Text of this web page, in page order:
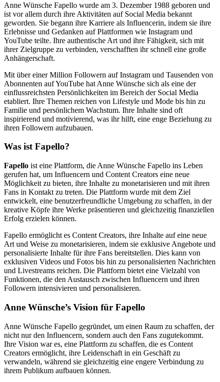
Anne Wünsche Fapello wurde am 3. Dezember 1988 geboren und
ist vor allem durch ihre Aktivitäten auf Social Media bekannt
geworden. Sie begann ihre Karriere als Influencerin, indem sie ihre
Erlebnisse und Gedanken auf Plattformen wie Instagram und
YouTube teilte. Ihre authentische Art und ihre Fähigkeit, sich mit
ihrer Zielgruppe zu verbinden, verschafften ihr schnell eine große
Anhängerschaft.
Mit über einer Million Followern auf Instagram und Tausenden von
Abonnenten auf YouTube hat Anne Wünsche sich als eine der
einflussreichsten Persönlichkeiten im Bereich der Social Media
etabliert. Ihre Themen reichen von Lifestyle und Mode bis hin zu
Familie und persönlichem Wachstum. Ihre Inhalte sind oft
inspirierend und motivierend, was ihr hilft, eine enge Beziehung zu
ihren Followern aufzubauen.
Was ist Fapello?
Fapello ist eine Plattform, die Anne Wünsche Fapello ins Leben
gerufen hat, um Influencern und Content Creators eine neue
Möglichkeit zu bieten, ihre Inhalte zu monetarisieren und mit ihren
Fans in Kontakt zu treten. Die Plattform wurde mit dem Ziel
entwickelt, eine benutzerfreundliche Umgebung zu schaffen, in der
kreative Köpfe ihre Werke präsentieren und gleichzeitig finanziellen
Erfolg erzielen können.
Fapello ermöglicht es Content Creators, ihre Inhalte auf eine neue
Art und Weise zu monetarisieren, indem sie exklusive Angebote und
personalisierte Inhalte für ihre Fans bereitstellen. Dies kann von
exklusiven Videos und Fotos bis hin zu personalisierten Nachrichten
und Livestreams reichen. Die Plattform bietet eine Vielzahl von
Funktionen, die den Austausch zwischen Influencern und ihren
Followern intensivieren und personalisieren.
Anne Wünsche’s Vision für Fapello
Anne Wünsche Fapello gegründet, um einen Raum zu schaffen, der
nicht nur den Influencern, sondern auch den Fans zugutekommt.
Ihre Vision war es, eine Plattform zu schaffen, die es Content
Creators ermöglicht, ihre Leidenschaft in ein Geschäft zu
verwandeln, während sie gleichzeitig eine engere Verbindung zu
ihrem Publikum aufbauen können.